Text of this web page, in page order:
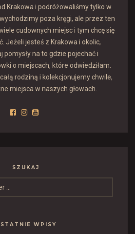
Krakowa i podróżowaliśmy tylko w
poza kręgi, ale przez ten
cudownych miejsc i tym chcę się
Jeżeli jesteś z Krakowa i okolic,
pomysły na to gdzie pojechać i
o miejscach, które odwiedziłam.
rodziną i kolekcjonujemy chwile,
miejsca w naszych głowach.
SZUKAJ
WPISY